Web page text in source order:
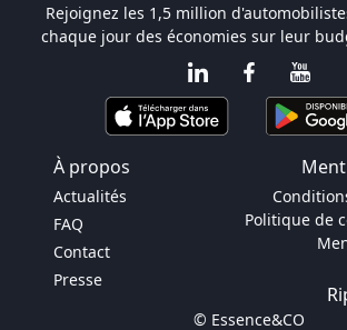
Rejoignez les 1,5 million
chaque jour des économies sur leur
À propos
Actualités
FAQ
Contact
Presse
Politique de
© Essence&CO